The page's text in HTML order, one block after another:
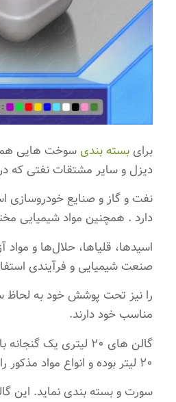
برای بسته بندیسوخت هایی
دیزل و سایر مشتقات نفتی که
نفت و گاز و صنایع خودروسازی
دارد . همچنین مواد شیمیایی
اسیدها، قلیاها، حلال‌ها و
صنعت شیمیایی و فرآیندی
را نیز تحت پوشش خود به لحاظ
مناسب خود دارند.
گالن های 20 لیتری یک
20 لیتر بوده و انواع مواد مذکور را میتواند در خود
سورت و بسته بندی نماید. این